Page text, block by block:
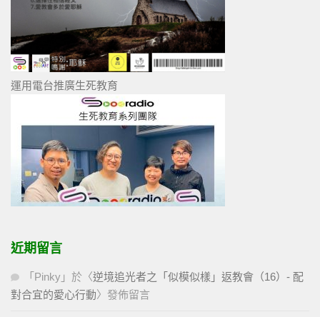
運用電台推廣生死教育
近期留言
「 Pinky 」於〈逆境追光者之「似模似樣」返教會（16）- 配
對合宜的愛心行動〉發佈留言